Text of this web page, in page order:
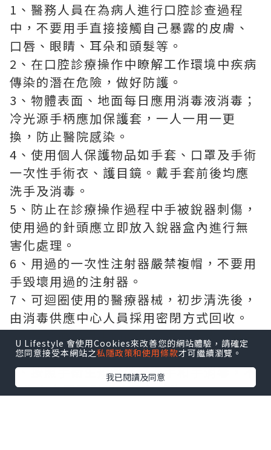
1、醫務人員在為病人進行口腔診查過程
中，不要用手直接接觸自己暴露的皮膚、
口唇、眼睛、耳朵和頭髮等。
2、在口腔診療操作中瞭解工作環境中疾病
傳染的潛在危險，做好防護。
3、物體表面、地面每日應用消毒液消毒；
冷光源手柄應加保護套，一人一用一更
換，防止醫院感染。
4、使用個人保護物品如手套、口罩及手術
一次性手術衣、護目鏡。戴手套前後均應
洗手及消毒。
5、防止在診療操作過程中手被銳器刺傷，
使用過的針頭應立即放入銳器盒內進行無
害化處理。
6、用過的一次性注射器嚴禁複帽，不要用
手毀壞用過的注射器。
7、可迴圈使用的醫療器械，初步清洗後，
由消毒供應中心人員採用密閉方式回收。
8、對診療過程中的廢棄物應分類放入專用
容器內，由專人回收。
9、按照手衛生規範做好洗手和手消毒，不
發生自身因素引起的院內感染。
U Lifestyle 會使用Cookies來改善您的網站體驗，請確定
您同意接受本網站之私隱政策和使用條款才可繼續瀏覽。
我已閱讀及同意